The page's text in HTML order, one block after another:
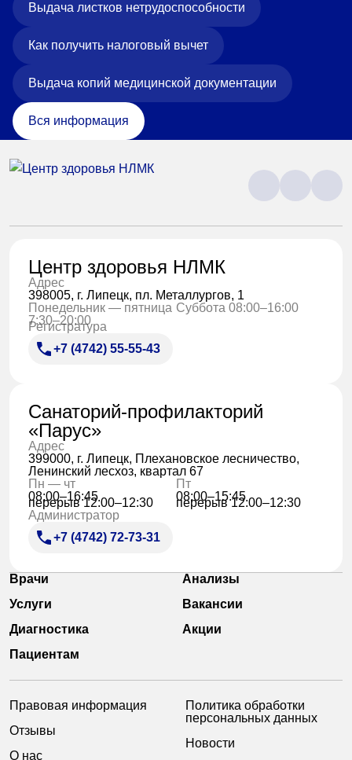
Выдача листков нетрудоспособности
Как получить налоговый вычет
Выдача копий медицинской документации
Вся информация
Центр здоровья НЛМК
Адрес
398005, г. Липецк, пл. Металлургов, 1
Понедельник — пятница
7:30–20:00
Суббота 08:00–16:00
Регистратура
+7 (4742) 55-55-43
Санаторий-профилакторий
«Парус»
Адрес
399000, г. Липецк, Плехановское лесничество,
Ленинский лесхоз, квартал 67
Пн — чт
08:00–16:45
перерыв 12:00–12:30
Пт
08:00–15:45
перерыв 12:00–12:30
Администратор
+7 (4742) 72-73-31
Врачи
Анализы
Услуги
Вакансии
Диагностика
Акции
Пациентам
Правовая информация
Отзывы
О нас
Политика обработки
персональных данных
Новости